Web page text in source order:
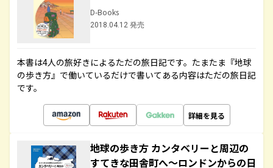
D-Books
2018.04.12 発売
本書は4人の旅好きによるただの旅日記です。たまたま『地球
の歩き方』で働いているだけで書いてある内容はただの旅日記
です。
詳細を見る
地球の歩き方 カンタベリーと周辺の
すてきな田舎町へ～ロンドンからの日